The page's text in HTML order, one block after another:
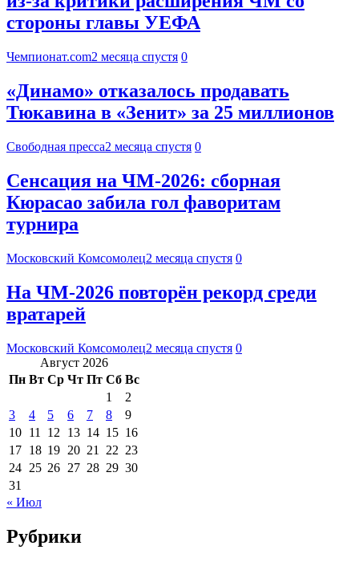
стороны главы УЕФА
Чемпионат.com2 месяца спустя 0
«Динамо» отказалось продавать
Тюкавина в «Зенит» за 25 миллионов
Свободная пресса2 месяца спустя 0
Сенсация на ЧМ-2026: сборная
Кюрасао забила гол фаворитам
турнира
Московский Комсомолец2 месяца спустя 0
На ЧМ-2026 повторён рекорд среди
вратарей
Московский Комсомолец2 месяца спустя 0
Август 2026
Пн Вт Ср Чт Пт Сб Вс
1
2
3
4 5 6 7 8
9
10 11 12 13 14 15 16
17 18 19 20 21 22 23
24 25 26 27 28 29 30
31
« Июл
Рубрики